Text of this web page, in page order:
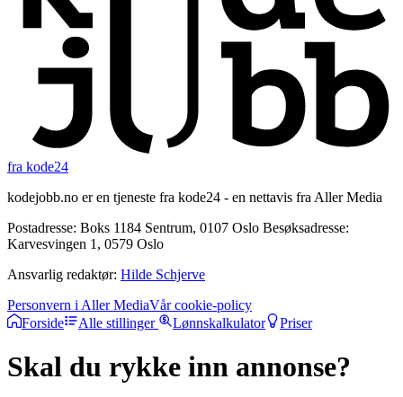
fra kode24
kodejobb.no er en tjeneste fra kode24 - en nettavis fra Aller Media
Postadresse: Boks 1184 Sentrum, 0107 Oslo Besøksadresse:
Karvesvingen 1, 0579 Oslo
Ansvarlig redaktør: Hilde Schjerve
Personvern i Aller MediaVår cookie-policy
Forside
Alle stillinger Lønnskalkulator Priser
Skal du rykke inn annonse?